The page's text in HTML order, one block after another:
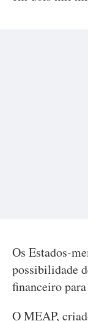
Os Estados-
possibilidade
financeiro
O MEAP,